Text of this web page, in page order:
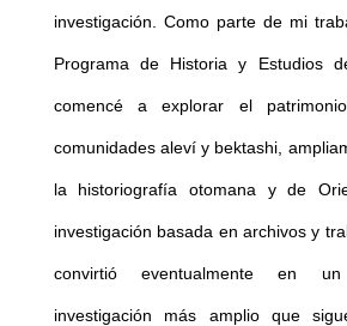
investigación. Como parte de mi
Programa de Historia y Estudios
comencé a explorar el
comunidades aleví y bektashi,
la historiografía otomana y de
investigación basada en archivos y
convirtió eventualmente en
investigación más amplio que